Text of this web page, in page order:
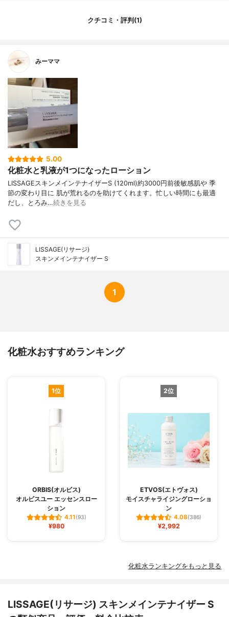
クチコミ・評判(1)
みーママ
5.00
化粧水と乳液が1つになったローション
LISSAGEスキンメインテナイザーS (120ml)約3000円前後敏感肌や 季
節の変わり目に 肌が荒れるのを助けてくれます。忙しい時間にも最適
だし、とろみ…続きを見る
LISSAGE(リサージ)
スキンメインテナイザー S
1
化粧水おすすめランキング
1位
ORBIS(オルビス)
オルビスユー エッセンスロー
ション
4.11(93)
¥980
2位
ETVOS(エトヴォス)
モイスチャライジングローショ
ン
4.08(386)
¥2,992
化粧水ランキングをもっと見る
LISSAGE(リサージ) スキンメインテナイザー S